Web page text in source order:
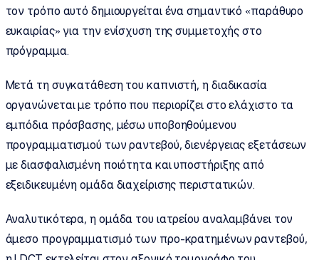
τον τρόπο αυτό δημιουργείται ένα σημαντικό «παράθυρο
ευκαιρίας» για την ενίσχυση της συμμετοχής στο
πρόγραμμα.
Μετά τη συγκατάθεση του καπνιστή, η διαδικασία
οργανώνεται με τρόπο που περιορίζει στο ελάχιστο τα
εμπόδια πρόσβασης, μέσω υποβοηθούμενου
προγραμματισμού των ραντεβού, διενέργειας εξετάσεων
με διασφαλισμένη ποιότητα και υποστήριξης από
εξειδικευμένη ομάδα διαχείρισης περιστατικών.
Αναλυτικότερα, η ομάδα του ιατρείου αναλαμβάνει τον
άμεσο προγραμματισμό των προ-κρατημένων ραντεβού,